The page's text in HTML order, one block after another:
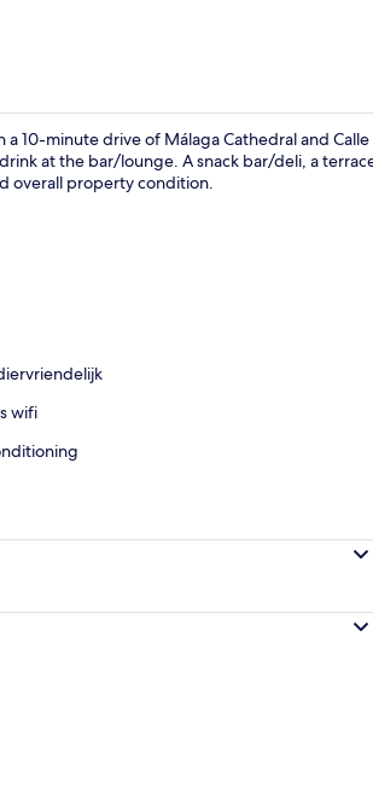
10-minute drive of Málaga Cathedral and Calle
at the bar/lounge. A snack bar/deli, a
overall property condition.
wifi